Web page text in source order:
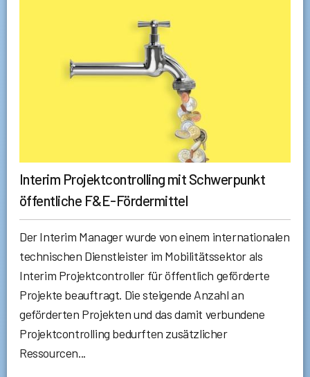
Interim Projektcontrolling mit Schwerpunkt
öffentliche F&E-Fördermittel
Der Interim Manager wurde von einem internationalen
technischen Dienstleister im Mobilitätssektor als
Interim Projektcontroller für öffentlich geförderte
Projekte beauftragt. Die steigende Anzahl an
geförderten Projekten und das damit verbundene
Projektcontrolling bedurften zusätzlicher
Ressourcen...